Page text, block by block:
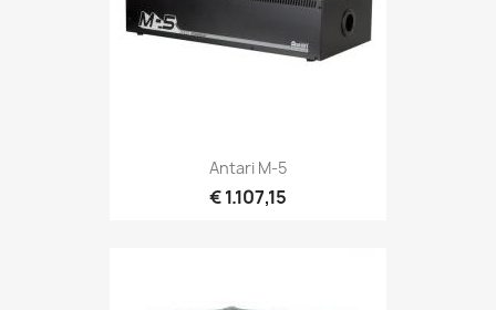
Snel bekijken
Antari M-5
€ 1.107,15